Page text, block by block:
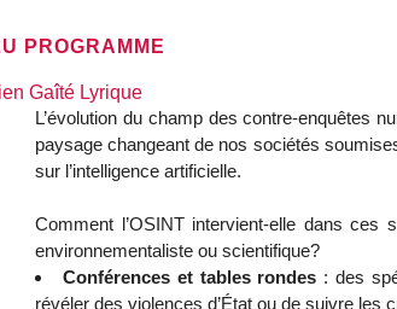
PROGRAMME
Gaîté Lyrique
L’évolution du champ des contre-enquêtes
paysage changeant de nos sociétés
sur l’intelligence artificielle.
Comment l’OSINT intervient-elle dans
environnementaliste ou scientifique?
Conférences et tables rondes : des
révéler des violences d’État ou de suivre les